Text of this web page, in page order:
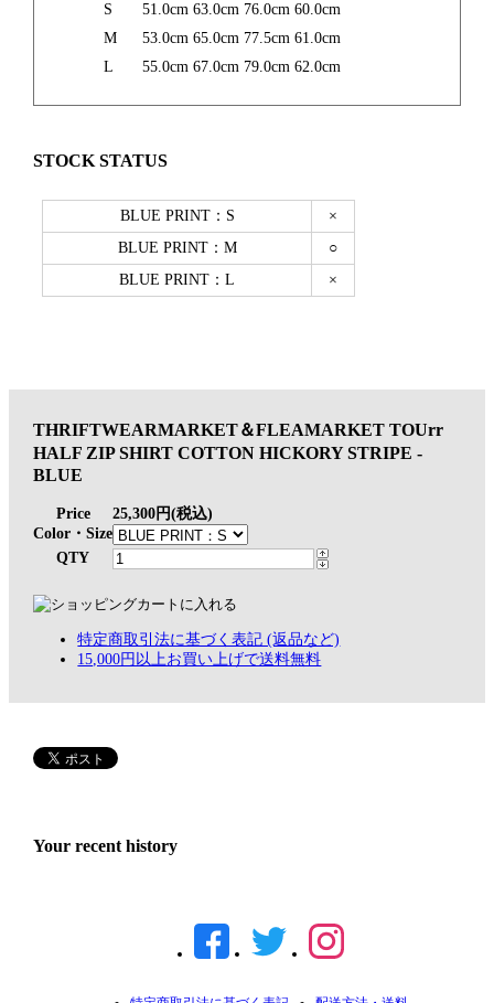
S
51.0cm 63.0cm 76.0cm 60.0cm
M
53.0cm 65.0cm 77.5cm 61.0cm
L
55.0cm 67.0cm 79.0cm 62.0cm
STOCK STATUS
THRIFTWEARMARKET＆FLEAMARKET TOUrr
HALF ZIP SHIRT COTTON HICKORY STRIPE -
BLUE
Price
25,300円(税込)
Color・Size
QTY
特定商取引法に基づく表記 (返品など)
15,000円以上お買い上げで送料無料
Your recent history